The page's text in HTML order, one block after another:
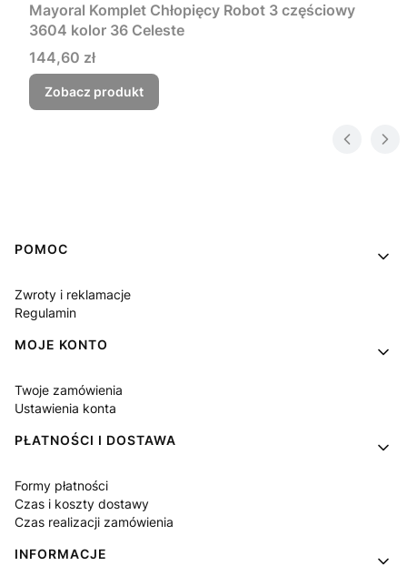
Mayoral Komplet Chłopięcy Robot 3 częściowy
3604 kolor 36 Celeste
Cena
144,60 zł
Zobacz produkt
Linki w stopce
POMOC
Zwroty i reklamacje
Regulamin
MOJE KONTO
Twoje zamówienia
Ustawienia konta
PŁATNOŚCI I DOSTAWA
Formy płatności
Czas i koszty dostawy
Czas realizacji zamówienia
INFORMACJE